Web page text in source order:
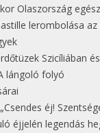
Olaszország
lerombolása az
Szicíliában
lángoló folyó
éj!
legendás hegyi tüzek